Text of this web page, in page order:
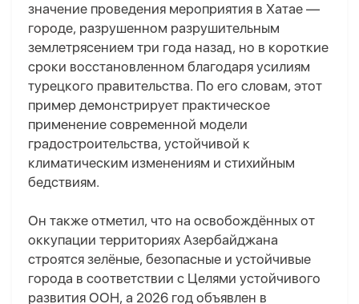
значение проведения мероприятия в Хатае —
городе, разрушенном разрушительным
землетрясением три года назад, но в короткие
сроки восстановленном благодаря усилиям
турецкого правительства. По его словам, этот
пример демонстрирует практическое
применение современной модели
градостроительства, устойчивой к
климатическим изменениям и стихийным
бедствиям.
Он также отметил, что на освобождённых от
оккупации территориях Азербайджана
строятся зелёные, безопасные и устойчивые
города в соответствии с Целями устойчивого
развития ООН, а 2026 год объявлен в